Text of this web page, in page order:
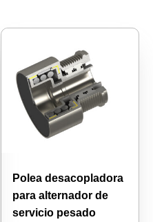
Polea desacopladora
para alternador de
servicio pesado